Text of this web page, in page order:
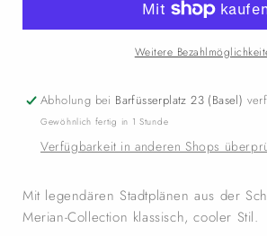
Weitere
Abholung bei Barfüsserplatz 23 (Basel)
Gewöhnlich fertig in 1 Stunde
Verfügbarkeit in anderen Shops
Mit legendären Stadtplänen aus der
Merian-Collection klassisch, cooler Stil.